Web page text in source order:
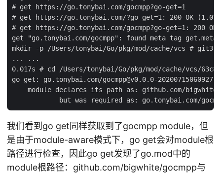
# get https://go.tonybai.com/gocmpp?go-get=1
# get https://go.tonybai.com/?go-get=1: 200 OK
# get https://go.tonybai.com/gocmpp?go-get=1: 200
get "go.tonybai.com/gocmpp": found meta tag
mkdir -p /Users/tonybai/Go/pkg/mod/cache/vcs # git3
... ...
0.017s # cd /Users/tonybai/Go/pkg/mod/cache/vcs/
go get: go.tonybai.com/gocmpp@v0.0.0-
module declares its path as: github.com/
我们看到go get同样获取到了gocmpp module，但
是由于module-aware模式下，go get会对module根
路径进行检查，因此go get发现了go.mod中的
module根路径：github.com/bigwhite/gocmpp与